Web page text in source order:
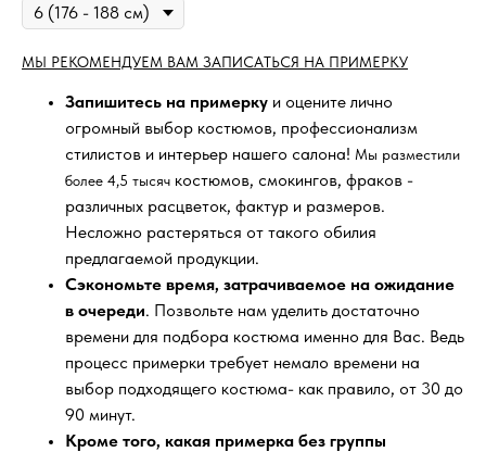
МЫ РЕКОМЕНДУЕМ ВАМ ЗАПИСАТЬСЯ НА ПРИМЕРКУ
Запишитесь на примерку и оцените лично
огромный выбор костюмов, профессионализм
стилистов и интерьер нашего салона! Мы разместили
более 4,5 тысяч костюмов, смокингов, фраков -
различных расцветок, фактур и размеров.
Несложно растеряться от такого обилия
предлагаемой продукции.
Сэкономьте время, затрачиваемое на ожидание
в очереди. Позвольте нам уделить достаточно
времени для подбора костюма именно для Вас. Ведь
процесс примерки требует немало времени на
выбор подходящего костюма- как правило, от 30 до
90 минут.
Кроме того, какая примерка без группы